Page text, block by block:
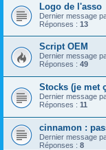
Logo de l'asso
Dernier message
Réponses : 13
Script OEM
Dernier message
Réponses : 49
Stocks (je met
Dernier message
Réponses : 11
cinnamon :
Dernier message
Réponses : 8